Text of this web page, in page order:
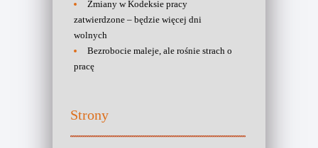
Zmiany w Kodeksie pracy
zatwierdzone – będzie więcej dni
wolnych
Bezrobocie maleje, ale rośnie strach o
pracę
Strony